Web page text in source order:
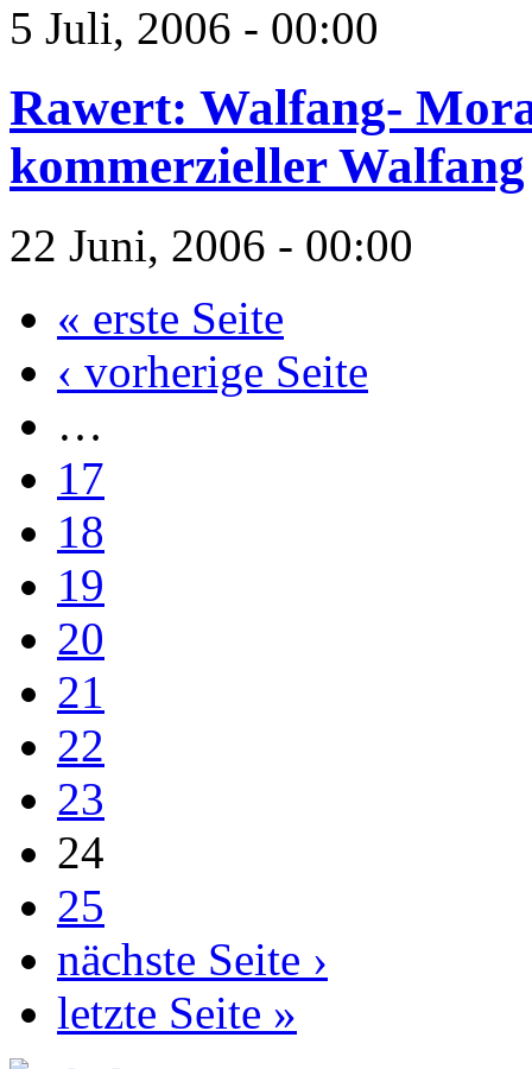
5 Juli, 2006 - 00:00
Rawert: Walfang-
kommerzieller Walfang
22 Juni, 2006 - 00:00
« erste Seite
‹ vorherige Seite
…
17
18
19
20
21
22
23
24
25
nächste Seite ›
letzte Seite »